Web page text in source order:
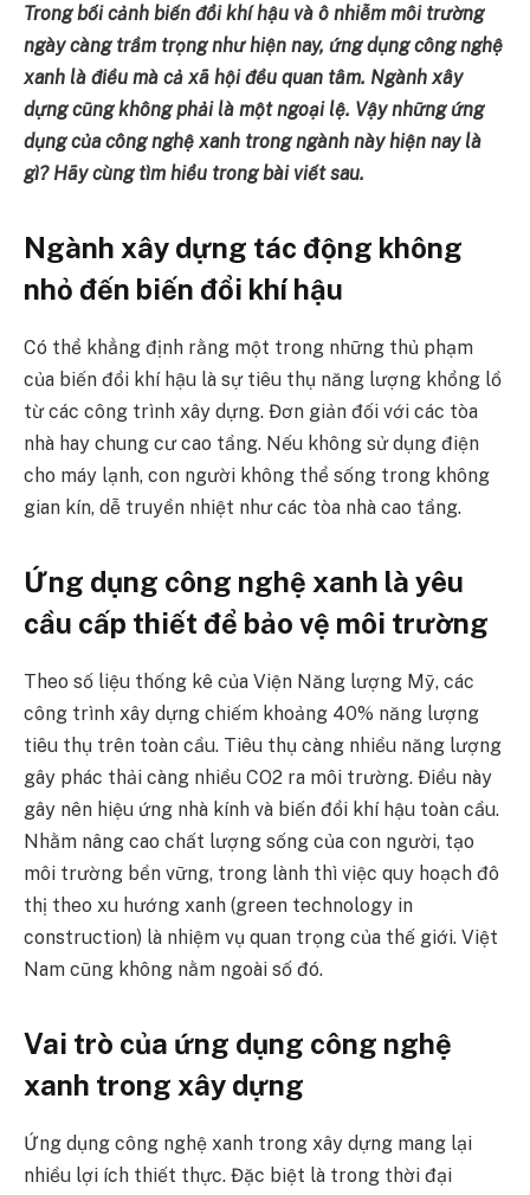
Trong bối cảnh biến đổi khí hậu và ô nhiễm môi trường
ngày càng trầm trọng như hiện nay, ứng dụng công nghệ
xanh là điều mà cả xã hội đều quan tâm. Ngành xây
dựng cũng không phải là một ngoại lệ. Vậy những ứng
dụng của công nghệ xanh trong ngành này hiện nay là
gì? Hãy cùng tìm hiểu trong bài viết sau.
Ngành xây dựng tác động không
nhỏ đến biến đổi khí hậu
Có thể khẳng định rằng một trong những thủ phạm
của biến đổi khí hậu là sự tiêu thụ năng lượng khổng lồ
từ các công trình xây dựng. Đơn giản đối với các tòa
nhà hay chung cư cao tầng. Nếu không sử dụng điện
cho máy lạnh, con người không thể sống trong không
gian kín, dễ truyền nhiệt như các tòa nhà cao tầng.
Ứng dụng công nghệ xanh là yêu
cầu cấp thiết để bảo vệ môi trường
Theo số liệu thống kê của Viện Năng lượng Mỹ, các
công trình xây dựng chiếm khoảng 40% năng lượng
tiêu thụ trên toàn cầu. Tiêu thụ càng nhiều năng lượng
gây phác thải càng nhiều CO2 ra môi trường. Điều này
gây nên hiệu ứng nhà kính và biến đổi khí hậu toàn cầu.
Nhằm nâng cao chất lượng sống của con người, tạo
môi trường bền vững, trong lành thì việc quy hoạch đô
thị theo xu hướng xanh (green technology in
construction) là nhiệm vụ quan trọng của thế giới. Việt
Nam cũng không nằm ngoài số đó.
Vai trò của ứng dụng công nghệ
xanh trong xây dựng
Ứng dụng công nghệ xanh trong xây dựng mang lại
nhiều lợi ích thiết thực. Đặc biệt là trong thời đại